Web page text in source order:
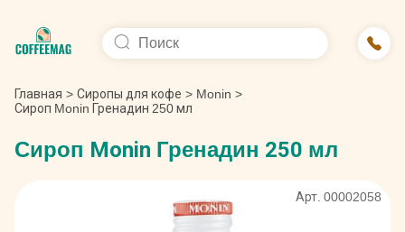
Главная > Сиропы для кофе > Monin >
Сироп Monin Гренадин 250 мл
Сироп Monin Гренадин 250 мл
Арт. 00002058